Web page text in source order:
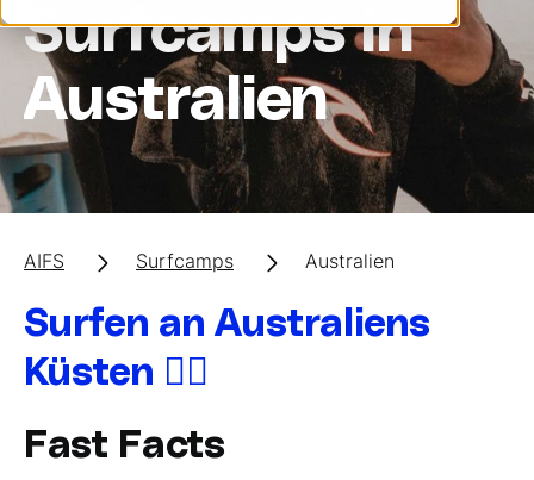
Surfcamps in
Australien
AIFS Surfcamps Australien
Surfen an Australiens
Küsten 🏄‍♂️
Fast Facts